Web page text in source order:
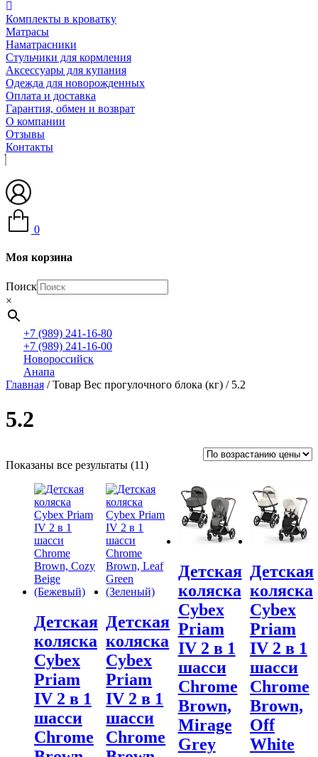
Комплекты в кроватку
Матрасы
Наматрасники
Стульчики для кормления
Аксессуары для купания
Одежда для новорожденных
Оплата и доставка
Гарантия, обмен и возврат
О компании
Отзывы
Контакты
0
Моя корзина
Поиск
×
+7 (989) 241-16-80
+7 (989) 241-16-00
Новороссийск
Анапа
Главная / Товар Вес прогулочного блока (кг) / 5.2
5.2
Показаны все результаты (11)Цены:
возрастанию
Детская
коляска
Cybex
Priam
IV 2 в 1
шасси
Chrome
Детская
коляска
Cybex
Priam
IV 2 в 1
шасси
Chrome
Детская
коляска
Cybex
Priam
IV 2 в 1
шасси
Chrome
Brown,
Mirage
Grey
Детская
коляска
Cybex
Priam
IV 2 в 1
шасси
Chrome
Brown,
Off
White